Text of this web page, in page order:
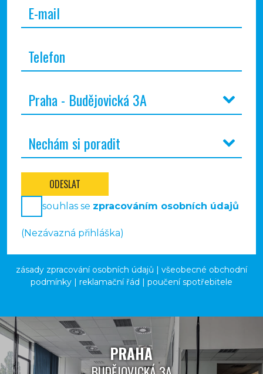
ODESLAT
souhlas se zpracováním osobních údajů
(Nezávazná přihláška)
zásady zpracování osobních údajů | všeobecné obchodní
podmínky | reklamační řád | poučení spotřebitele
PRAHA